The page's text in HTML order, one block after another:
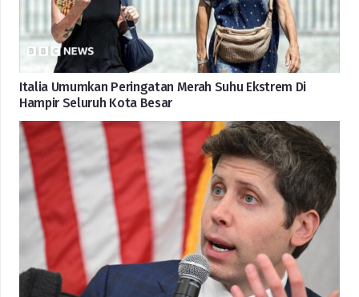
Italia Umumkan Peringatan Merah Suhu Ekstrem Di
Hampir Seluruh Kota Besar